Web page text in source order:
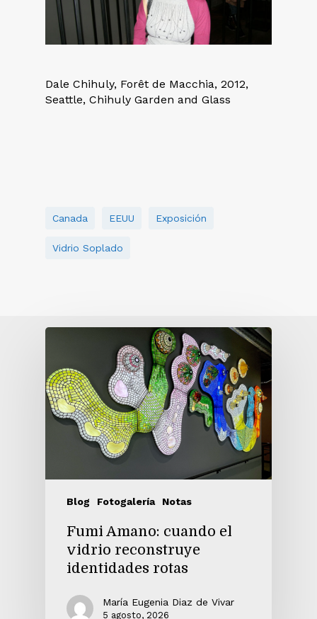
Dale Chihuly, Forêt de Macchia, 2012,
Seattle, Chihuly Garden and Glass
Canada EEUU Exposición
Vidrio Soplado
Blog Fotogalería Notas
Fumi Amano: cuando el
vidrio reconstruye
identidades rotas
María Eugenia Diaz de Vivar
5 agosto, 2026